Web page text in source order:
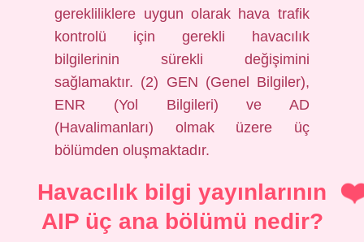
gerekliliklere uygun olarak hava trafik
kontrolü için gerekli havacılık
bilgilerinin sürekli değişimini
sağlamaktır. (2) GEN (Genel Bilgiler),
ENR (Yol Bilgileri) ve AD
(Havalimanları) olmak üzere üç
bölümden oluşmaktadır.
Havacılık bilgi yayınlarının
AIP üç ana bölümü nedir?